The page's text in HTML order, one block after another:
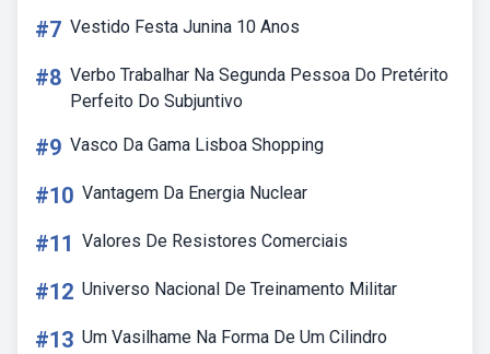
#7 Vestido Festa Junina 10 Anos
#8 Verbo Trabalhar Na Segunda Pessoa Do Pretérito
Perfeito Do Subjuntivo
#9 Vasco Da Gama Lisboa Shopping
#10 Vantagem Da Energia Nuclear
#11 Valores De Resistores Comerciais
#12 Universo Nacional De Treinamento Militar
#13 Um Vasilhame Na Forma De Um Cilindro